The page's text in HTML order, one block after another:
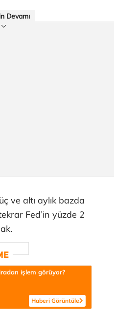
Devamı
ve altı aylık bazda
tekrar Fed’in yüzde 2
işlem görüyor?
Haberi Görüntüle